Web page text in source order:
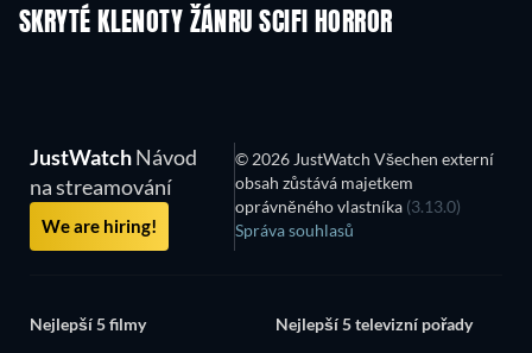
SKRYTÉ KLENOTY ŽÁNRU SCIFI HORROR
JustWatchNávod
na streamování
We are hiring!
© 2026 JustWatch Všechen externí
obsah zůstává majetkem
oprávněného vlastníka (3.13.0)
Správa souhlasů
Nejlepší 5 filmy
Nejlepší 5 televizní pořady